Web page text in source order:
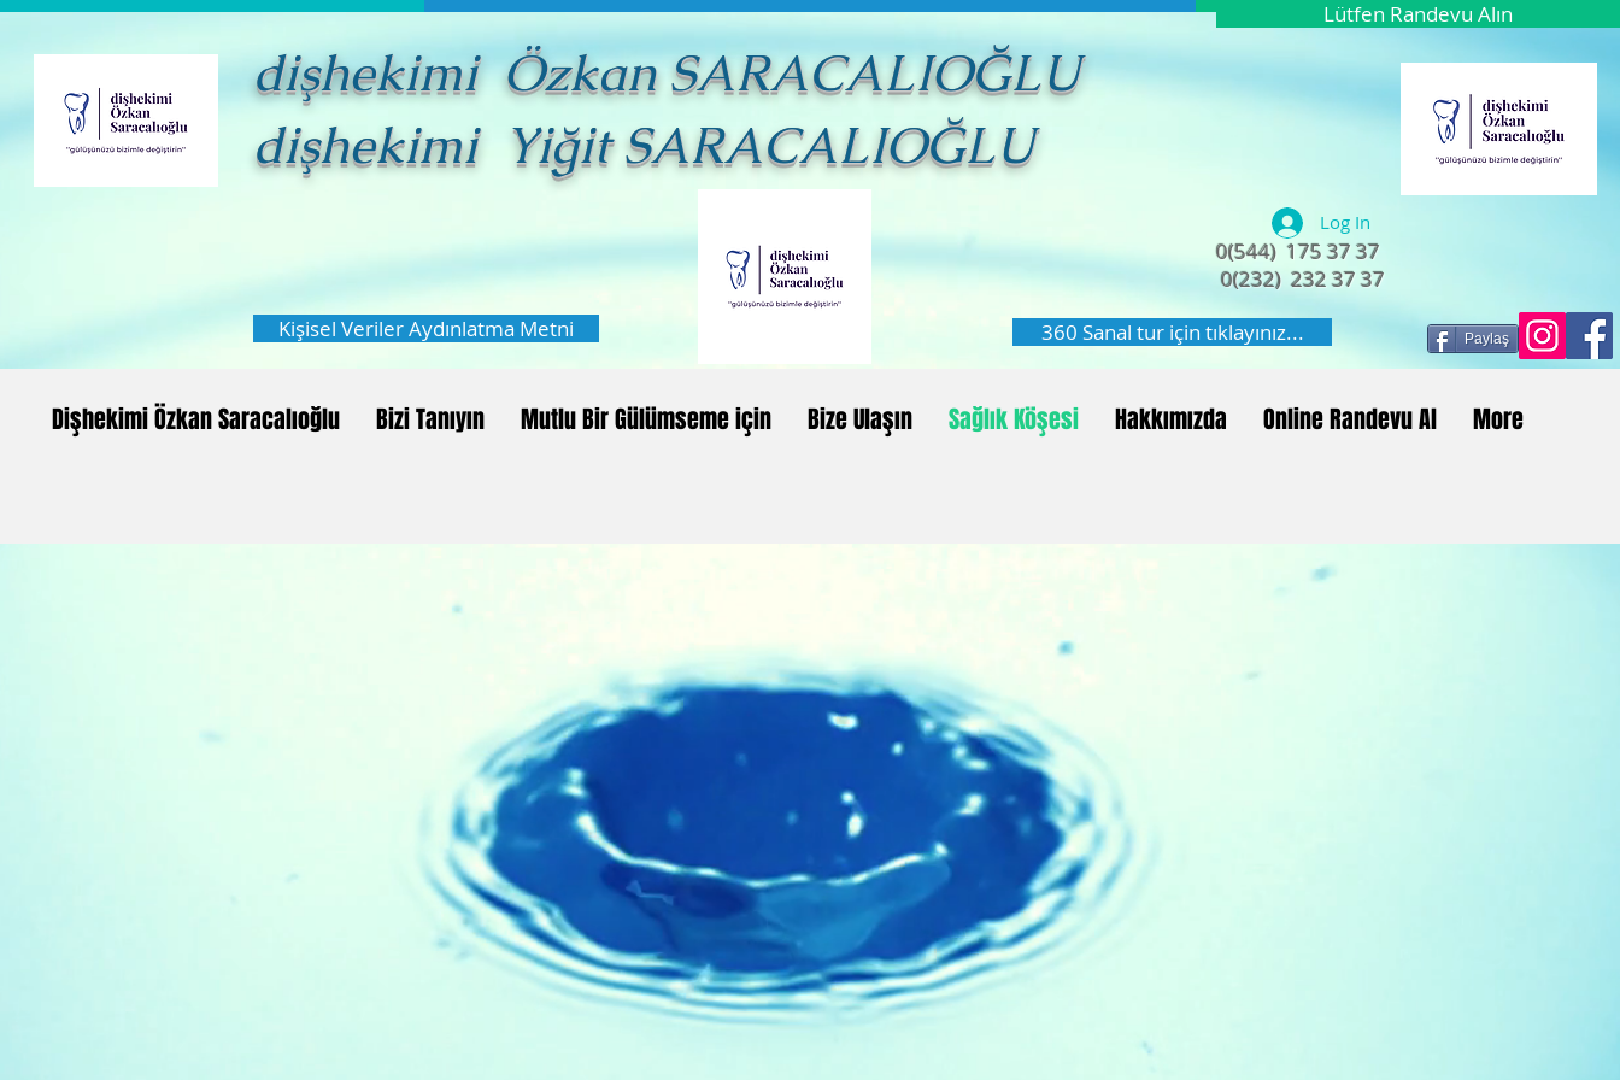
Lütfen Randevu Alın
dişhekimi Özkan SARACALIOĞLU
dişhekimi Yiğit SARACALIOĞLU
Kişisel Veriler Aydınlatma Metni 360 Sanal tur için tıklayınız...
0(544) 175 37 37
0(232) 232 37 37
Log In
Paylaş
Dişhekimi Özkan Saracalıoğlu Bizi Tanıyın Mutlu Bir Gülümseme için Bize Ulaşın Sağlık Köşesi Hakkımızda Online Randevu Al More